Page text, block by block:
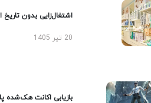
اشتغال‌زایی بدون تاریخ
20 تیر 1405
بازیابی اکانت هک‌شده